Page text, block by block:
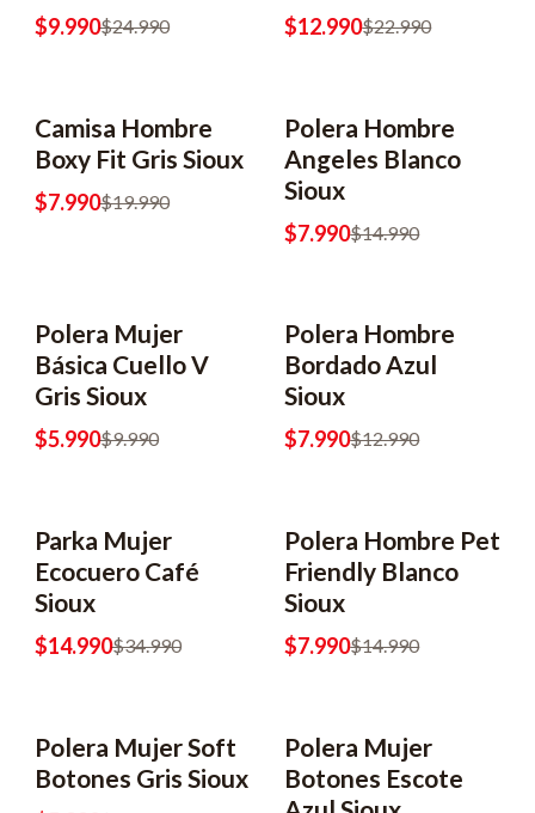
$9.990$24.990 $12.990$22.990
-60% OFF
Camisa Hombre
Boxy Fit Gris Sioux
$7.990$19.990
-47% OFF
Polera Hombre
Angeles Blanco
Sioux
$7.990$14.990
-40% OFF
Polera Mujer
Básica Cuello V
Gris Sioux
$5.990$9.990
-38% OFF
Polera Hombre
Bordado Azul
Sioux
$7.990$12.990
-57% OFF
Parka Mujer
Ecocuero Café
Sioux
$14.990$34.990
-47% OFF
Polera Hombre Pet
Friendly Blanco
Sioux
$7.990$14.990
-54% OFF
Polera Mujer Soft
Botones Gris Sioux
-54% OFF
Polera Mujer
Botones Escote